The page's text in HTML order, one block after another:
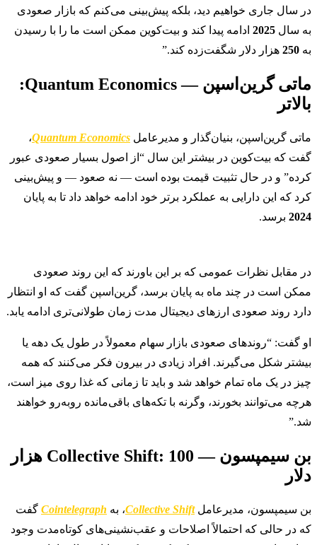
در سال جاری خواهیم دید، بلکه پیش‌بینی می‌کنم که بازار صعودی
به سال 2025 ادامه پیدا کند و بیت‌کوین ممکن است ما را با رسیدن
به 250 هزار دلار شگفت‌زده کند.”
ماتی گرین‌اسپن — Quantum Economics:
بالاتر
ماتی گرین‌اسپن، بنیان‌گذار و مدیرعامل Quantum Economics،
گفت که بیت‌کوین در بیشتر این سال “از اصول بسیار صعودی عبور
کرده” و در حال تثبیت قیمت بوده است — نه صعود — و پیش‌بینی
کرد که این دارایی به عملکرد برتر خود ادامه خواهد داد تا به پایان
2024 برسد.
در مقابل نظرات عمومی که بر این باورند که این روند صعودی
ممکن است در چند ماه به پایان برسد، گرین‌اسپن گفت که او انتظار
دارد روند صعودی ارزهای دیجیتال مدت زمان طولانی‌تری ادامه یابد.
او گفت: “روندهای صعودی بازار سهام معمولاً در طول یک دهه یا
بیشتر شکل می‌گیرند. افراد زیادی در بیرون فکر می‌کنند که همه
چیز در یک ماه تمام خواهد شد و باید تا زمانی که غذا روی میز است،
هرچه می‌توانند بخورند، وگرنه با تکه‌های باقی‌مانده روبه‌رو خواهند
شد.”
بن سیمپسون — Collective Shift: 100 هزار
دلار
بن سیمپسون، مدیرعاملCollective Shift، به Cointelegraph گفت
که در حالی که احتمالاً اصلاحات و عقب‌نشینی‌های کوتاه‌مدت وجود